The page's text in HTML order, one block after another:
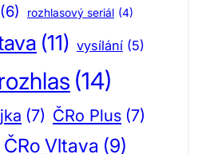
(6) rozhlasový seriál (4)
(11) vysílání (5)
(14)
(7) ČRo Plus (7)
ČRo Vltava (9)